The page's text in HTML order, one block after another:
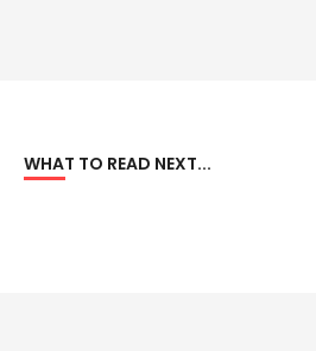
WHAT TO READ NEXT...